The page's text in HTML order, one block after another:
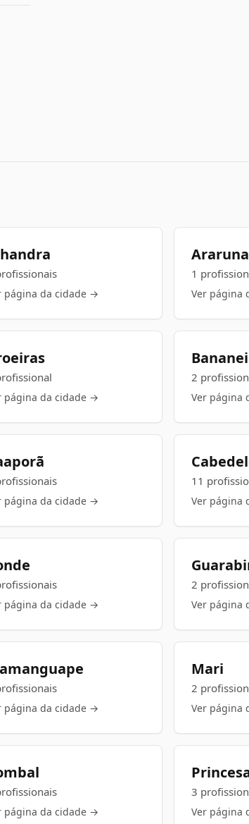
página da cidade →
Araruna
1
Ver página
página da cidade →
2
Ver página
página da cidade →
11
Ver página
página da cidade →
2
Ver página
página da cidade →
Mari
2
Ver página
página da cidade →
3
Ver página